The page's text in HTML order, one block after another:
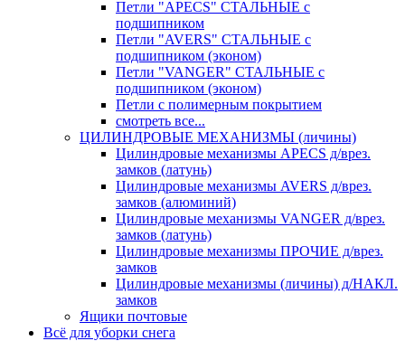
Петли "APECS" СТАЛЬНЫЕ с
подшипником
Петли "AVERS" СТАЛЬНЫЕ с
подшипником (эконом)
Петли "VANGER" СТАЛЬНЫЕ с
подшипником (эконом)
Петли с полимерным покрытием
смотреть все...
ЦИЛИНДРОВЫЕ МЕХАНИЗМЫ (личины)
Цилиндровые механизмы APECS д/врез.
замков (латунь)
Цилиндровые механизмы AVERS д/врез.
замков (алюминий)
Цилиндровые механизмы VANGER д/врез.
замков (латунь)
Цилиндровые механизмы ПРОЧИЕ д/врез.
замков
Цилиндровые механизмы (личины) д/НАКЛ.
замков
Ящики почтовые
Всё для уборки снега